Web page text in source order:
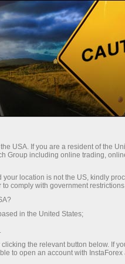
kredit
yaxshi
biri,
indekslar
qulay
USA. If you are a resident of the
Group including online trading,
location is not the US, kindly
comply with government
in the United States;
the relevant button below. If
to open an account with InstaForex